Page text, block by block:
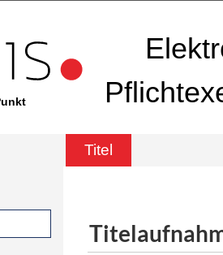
Titel